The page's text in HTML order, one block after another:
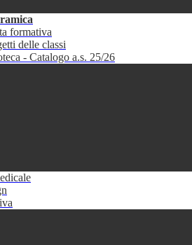
formativa
delle classi
- Catalogo a.s. 25/26